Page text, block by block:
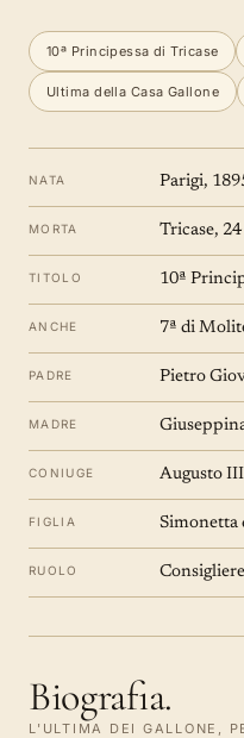
10ª Principessa di Tricase
Ultima della Casa Gallone
NATA Parigi,
MORTA Tricase,
TITOLO 10ª
ANCHE 7ª di
PADRE Pietro
MADRE
CONIUGE Augusto
FIGLIA Simonetta
RUOLO
Biografia.
L'ULTIMA DEI GALLONE,